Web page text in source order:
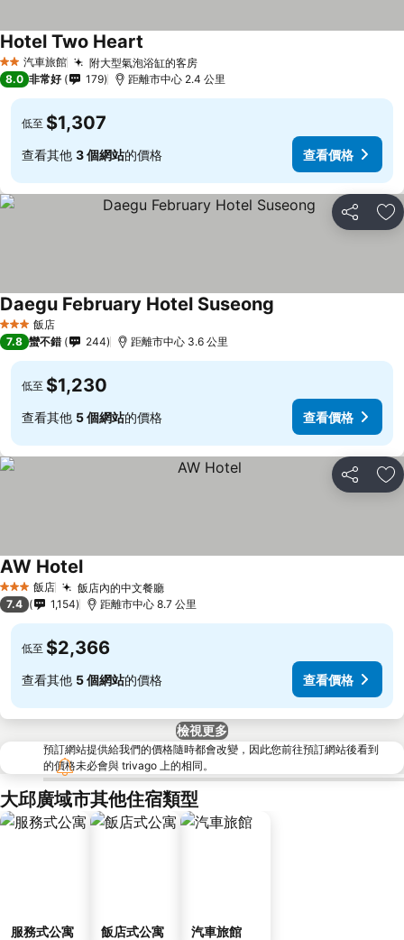
2 星級汽車旅館 附大型氣泡浴缸的客房
Hotel Two Heart
8.0 非常好 179 距離市中心 2.4 公里
低至 $1,307
查看其他 3 個網站的價格 查看價格
分享 加
3 星級 飯店
Daegu February Hotel Suseong
7.8 蠻不錯 244 距離市中心 3.6 公里
低至 $1,230
查看其他 5 個網站的價格 查看價格
分享 加
3 星級 飯店 飯店內的中文餐廳
AW Hotel
7.4 1,154 距離市中心 8.7 公里
低至 $2,366
查看其他 5 個網站的價格 查看價格
檢視更多
預訂網站提供給我們的價格隨時都會改變，因此您前往預訂網站後看到
的價格未必會與 trivago 上的相同。
大邱廣域市其他住宿類型
服務式公寓 飯店式公寓 汽車旅館